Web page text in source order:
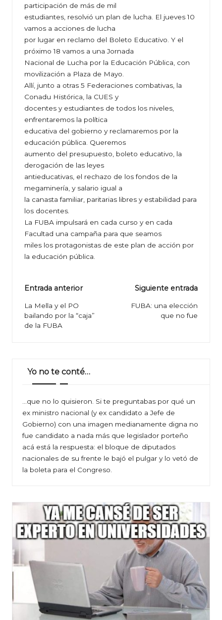
participación de más de mil
estudiantes, resolvió un plan de lucha. El jueves 10
vamos a acciones de lucha
por lugar en reclamo del Boleto Educativo. Y el
próximo 18 vamos a una Jornada
Nacional de Lucha por la Educación Pública, con
movilización a Plaza de Mayo.
Allí, junto a otras 5 Federaciones combativas, la
Conadu Histórica, la CUES y
docentes y estudiantes de todos los niveles,
enfrentaremos la política
educativa del gobierno y reclamaremos por la
educación pública. Queremos
aumento del presupuesto, boleto educativo, la
derogación de las leyes
antieducativas, el rechazo de los fondos de la
megaminería, y salario igual a
la canasta familiar, paritarias libres y estabilidad para
los docentes.
La FUBA impulsará en cada curso y en cada
Facultad una campaña para que seamos
miles los protagonistas de este plan de acción por
la educación pública.
Navegación
de
entradas
Entrada anterior
La Mella y el PO
bailando por la “caja”
de la FUBA
Siguiente entrada
FUBA: una elección
que no fue
Yo no te conté…
…que no lo quisieron. Si te preguntabas por qué un
ex ministro nacional (y ex candidato a Jefe de
Gobierno) con una imagen medianamente digna no
fue candidato a nada más que legislador porteño
acá está la respuesta: el bloque de diputados
nacionales de su frente le bajó el pulgar y lo vetó de
la boleta para el Congreso.